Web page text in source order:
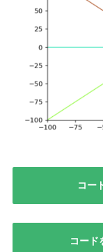
コー
コード